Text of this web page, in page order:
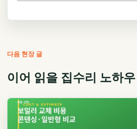
다음 현장 글
이어 읽을 집수리 노하우